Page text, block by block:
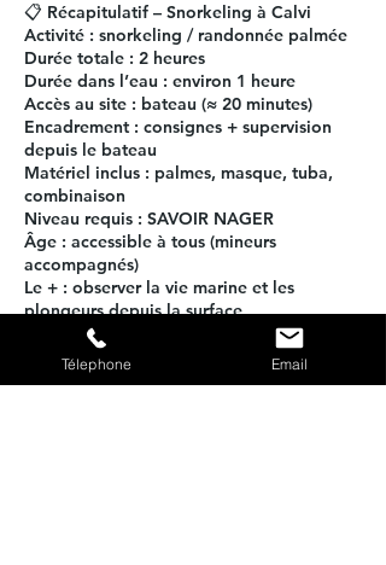
📋 Récapitulatif – Snorkeling à Calvi
Activité : snorkeling / randonnée palmée
Durée totale : 2 heures
Durée dans l’eau : environ 1 heure
Accès au site : bateau (≈ 20 minutes)
Encadrement : consignes + supervision
depuis le bateau
Matériel inclus : palmes, masque, tuba,
combinaison
Niveau requis : SAVOIR NAGER
Âge : accessible à tous (mineurs
accompagnés)
Le + : observer la vie marine et les
plongeurs depuis la surface
Télephone Email